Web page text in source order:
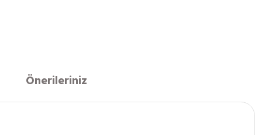
Önerileriniz